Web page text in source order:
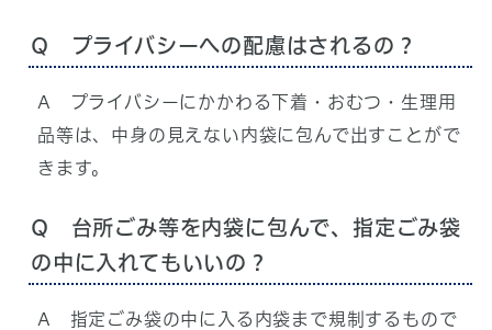
Q プライバシーへの配慮はされるの？
A プライバシーにかかわる下着・おむつ・生理用
品等は、中身の見えない内袋に包んで出すことがで
きます。
Q 台所ごみ等を内袋に包んで、指定ごみ袋
の中に入れてもいいの？
A 指定ごみ袋の中に入る内袋まで規制するもので